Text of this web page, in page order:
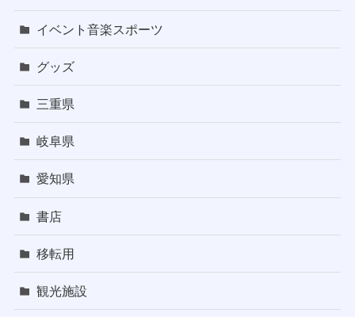
イベント音楽スポーツ
グッズ
三重県
岐阜県
愛知県
書店
移転用
観光施設